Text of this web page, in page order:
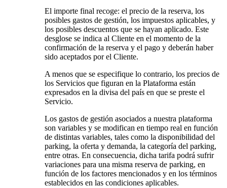
El importe final recoge: el precio de la reserva, los
posibles gastos de gestión, los impuestos aplicables, y
los posibles descuentos que se hayan aplicado. Este
desglose se indica al Cliente en el momento de la
confirmación de la reserva y el pago y deberán haber
sido aceptados por el Cliente.
A menos que se especifique lo contrario, los precios de
los Servicios que figuran en la Plataforma están
expresados en la divisa del país en que se preste el
Servicio.
Los gastos de gestión asociados a nuestra plataforma
son variables y se modifican en tiempo real en función
de distintas variables, tales como la disponibilidad del
parking, la oferta y demanda, la categoría del parking,
entre otras. En consecuencia, dicha tarifa podrá sufrir
variaciones para una misma reserva de parking, en
función de los factores mencionados y en los términos
establecidos en las condiciones aplicables.